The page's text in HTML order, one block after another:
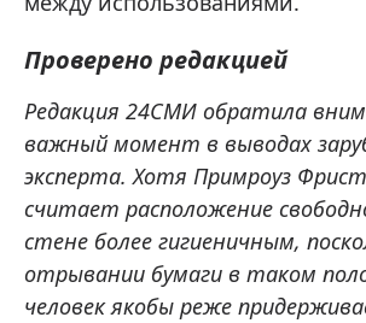
Проверено редакцией
Редакция 24СМИ обратила
важный момент в выводах
эксперта. Хотя Примроуз
считает расположение
стене более гигиеничным,
отрывании бумаги в таком
человек якобы реже